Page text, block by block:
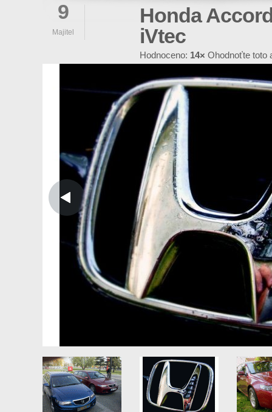
9
Majitel
Honda
iVtec
Hodnoceno: 14× Ohodnoťte toto